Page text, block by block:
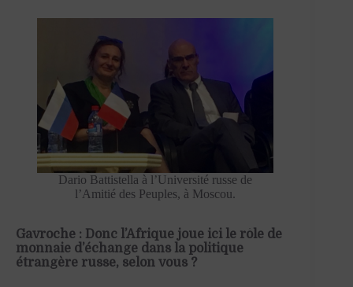
Dario Battistella à l’Université russe de
l’Amitié des Peuples, à Moscou.
Gavroche : Donc l’Afrique joue ici le rôle de
monnaie d’échange dans la politique
étrangère russe, selon vous ?